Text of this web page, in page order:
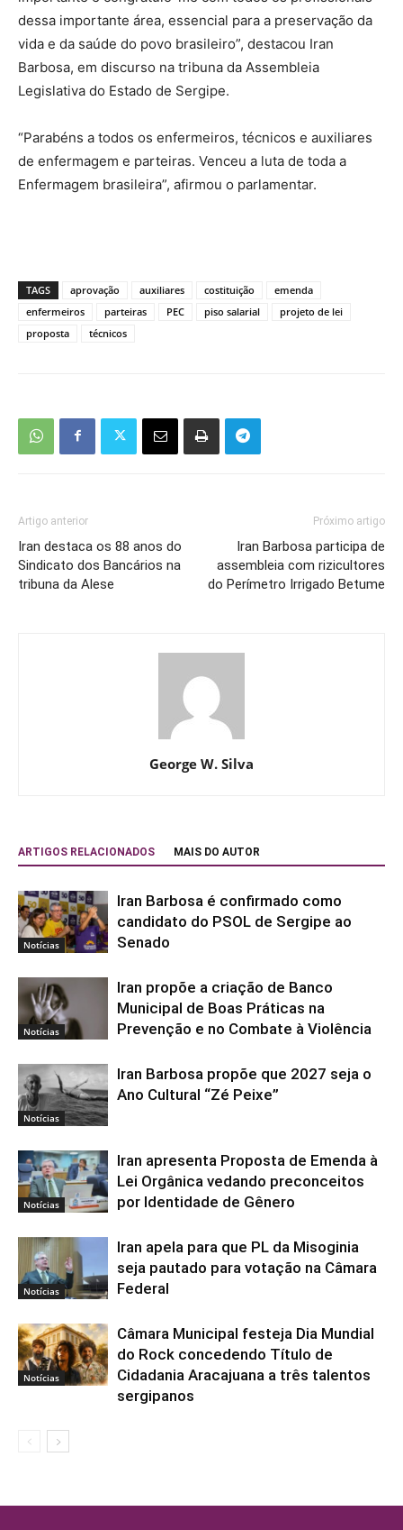
dessa importante área, essencial para a preservação da
vida e da saúde do povo brasileiro”, destacou Iran
Barbosa, em discurso na tribuna da Assembleia
Legislativa do Estado de Sergipe.
“Parabéns a todos os enfermeiros, técnicos e auxiliares
de enfermagem e parteiras. Venceu a luta de toda a
Enfermagem brasileira”, afirmou o parlamentar.
TAGS aprovação auxiliares costituição
emenda
enfermeiros
parteiras PEC piso salarial
projeto de lei
proposta
técnicos
Artigo anterior
Iran destaca os 88 anos do
Sindicato dos Bancários na
tribuna da Alese
Próximo artigo
Iran Barbosa participa de
assembleia com rizicultores
do Perímetro Irrigado Betume
George W. Silva
ARTIGOS RELACIONADOS MAIS DO AUTOR
Notícias
Iran Barbosa é confirmado como
candidato do PSOL de Sergipe ao
Senado
Notícias
Iran propõe a criação de Banco
Municipal de Boas Práticas na
Prevenção e no Combate à Violência
Notícias
Iran Barbosa propõe que 2027 seja o
Ano Cultural “Zé Peixe”
Notícias
Iran apresenta Proposta de Emenda à
Lei Orgânica vedando preconceitos
por Identidade de Gênero
Notícias
Iran apela para que PL da Misoginia
seja pautado para votação na Câmara
Federal
Notícias
Câmara Municipal festeja Dia Mundial
do Rock concedendo Título de
Cidadania Aracajuana a três talentos
sergipanos